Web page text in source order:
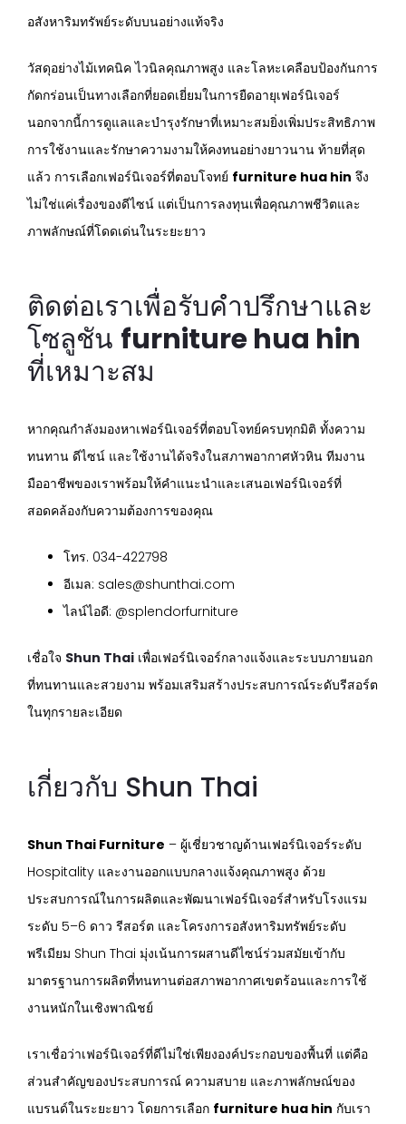
อสังหาริมทรัพย์ระดับบนอย่างแท้จริง
วัสดุอย่างไม้เทคนิค ไวนิลคุณภาพสูง และโลหะเคลือบป้องกันการ
กัดกร่อนเป็นทางเลือกที่ยอดเยี่ยมในการยืดอายุเฟอร์นิเจอร์
นอกจากนี้การดูแลและบำรุงรักษาที่เหมาะสมยิ่งเพิ่มประสิทธิภาพ
การใช้งานและรักษาความงามให้คงทนอย่างยาวนาน ท้ายที่สุด
แล้ว การเลือกเฟอร์นิเจอร์ที่ตอบโจทย์ furniture hua hin จึง
ไม่ใช่แค่เรื่องของดีไซน์ แต่เป็นการลงทุนเพื่อคุณภาพชีวิตและ
ภาพลักษณ์ที่โดดเด่นในระยะยาว
ติดต่อเราเพื่อรับคำปรึกษาและ
โซลูชัน furniture hua hin
ที่เหมาะสม
หากคุณกำลังมองหาเฟอร์นิเจอร์ที่ตอบโจทย์ครบทุกมิติ ทั้งความ
ทนทาน ดีไซน์ และใช้งานได้จริงในสภาพอากาศหัวหิน ทีมงาน
มืออาชีพของเราพร้อมให้คำแนะนำและเสนอเฟอร์นิเจอร์ที่
สอดคล้องกับความต้องการของคุณ
โทร. 034-422798
อีเมล: sales@shunthai.com
ไลน์ไอดี: @splendorfurniture
เชื่อใจ Shun Thai เพื่อเฟอร์นิเจอร์กลางแจ้งและระบบภายนอก
ที่ทนทานและสวยงาม พร้อมเสริมสร้างประสบการณ์ระดับรีสอร์ต
ในทุกรายละเอียด
เกี่ยวกับ Shun Thai
Shun Thai Furniture – ผู้เชี่ยวชาญด้านเฟอร์นิเจอร์ระดับ
Hospitality และงานออกแบบกลางแจ้งคุณภาพสูง ด้วย
ประสบการณ์ในการผลิตและพัฒนาเฟอร์นิเจอร์สำหรับโรงแรม
ระดับ 5–6 ดาว รีสอร์ต และโครงการอสังหาริมทรัพย์ระดับ
พรีเมียม Shun Thai มุ่งเน้นการผสานดีไซน์ร่วมสมัยเข้ากับ
มาตรฐานการผลิตที่ทนทานต่อสภาพอากาศเขตร้อนและการใช้
งานหนักในเชิงพาณิชย์
เราเชื่อว่าเฟอร์นิเจอร์ที่ดีไม่ใช่เพียงองค์ประกอบของพื้นที่ แต่คือ
ส่วนสำคัญของประสบการณ์ ความสบาย และภาพลักษณ์ของ
แบรนด์ในระยะยาว โดยการเลือก furniture hua hin กับเรา